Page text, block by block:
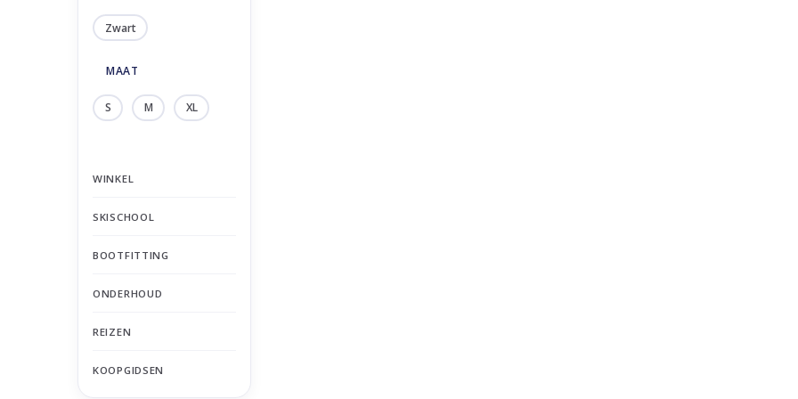
Zwart
MAAT
S M XL
WINKEL
SKISCHOOL
BOOTFITTING
ONDERHOUD
REIZEN
KOOPGIDSEN